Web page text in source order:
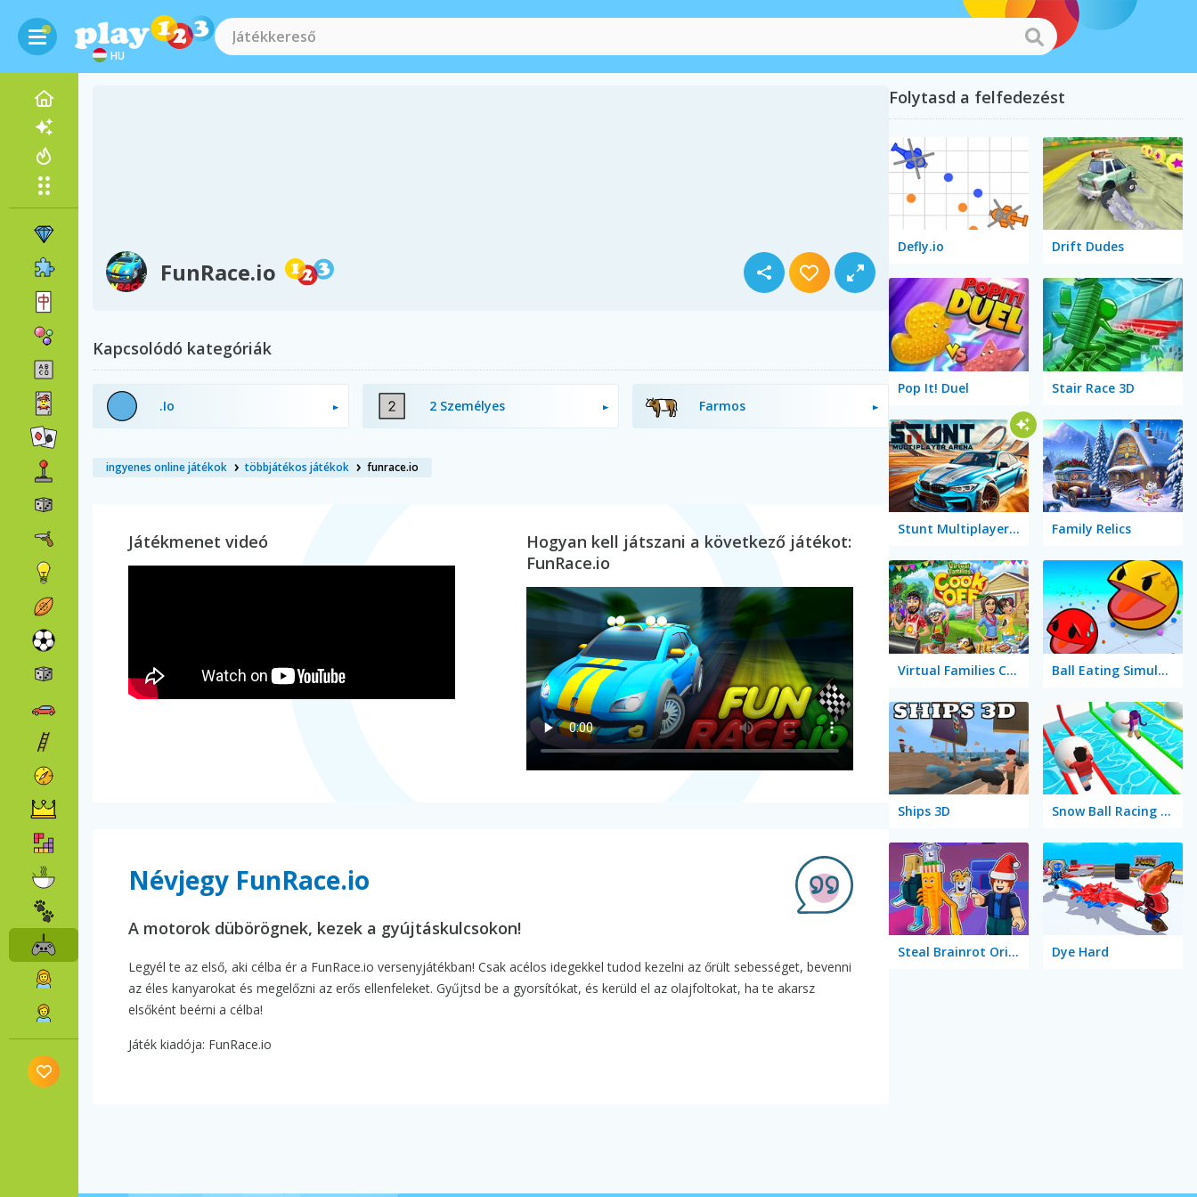
HU
FunRace.io
Kapcsolódó kategóriák
.Io 2 Személyes Farmos
ingyenes online játékok többjátékos játékok funrace.io
Játékmenet videó
Hogyan kell játszani a következő játékot:
FunRace.io
Névjegy FunRace.io
A motorok dübörögnek, kezek a gyújtáskulcsokon!
Legyél te az első, aki célba ér a FunRace.io versenyjátékban! Csak acélos idegekkel tudod kezelni az őrült sebességet, bevenni
az éles kanyarokat és megelőzni az erős ellenfeleket. Gyűjtsd be a gyorsítókat, és kerüld el az olajfoltokat, ha te akarsz
elsőként beérni a célba!
Játék kiadója: FunRace.io
Folytasd a felfedezést
Defly.io Drift Dudes
Pop It! Duel Stair Race 3D
Stunt Multiplayer Arena Family Relics
Virtual Families Cook Off Ball Eating Simulator
Ships 3D Snow Ball Racing Mutliplayer
Steal Brainrot Original 3D Dye Hard